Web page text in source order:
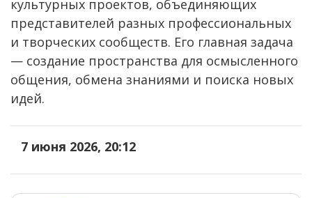
культурных проектов, объединяющих
представителей разных профессиональных
и творческих сообществ. Его главная задача
— создание пространства для осмысленного
общения, обмена знаниями и поиска новых
идей.
7 июня 2026, 20:12